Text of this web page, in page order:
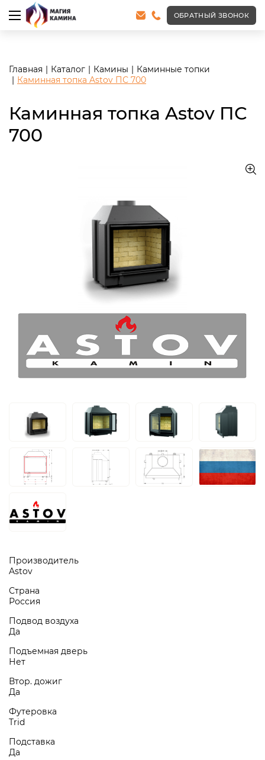
<meta name="robots" content="noindex, follow"/>
ОБРАТНЫЙ ЗВОНОК
Главная Каталог Камины
Каминные топки
Каминная топка Astov ПС 700
Каминная топка Astov ПС
700
Производитель
Astov
Страна
Россия
Подвод воздуха
Да
Подъемная дверь
Нет
Втор. дожиг
Да
Футеровка
Trid
Подставка
Да